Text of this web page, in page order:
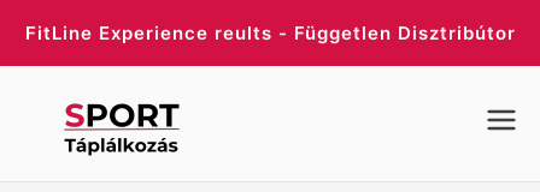
Skip
content
FitLine Experience reults - Független Disztribútor